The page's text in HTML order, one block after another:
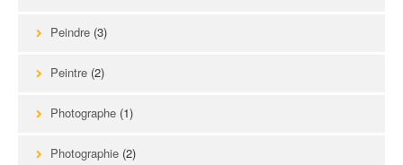
Peindre (3)
Peintre (2)
Photographe (1)
Photographie (2)